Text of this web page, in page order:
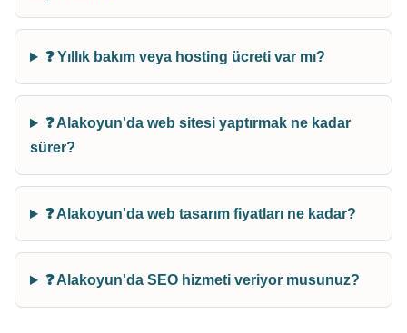
❓ Yıllık bakım veya hosting ücreti var mı?
❓ Alakoyun'da web sitesi yaptırmak ne kadar
sürer?
❓ Alakoyun'da web tasarım fiyatları ne kadar?
❓ Alakoyun'da SEO hizmeti veriyor musunuz?